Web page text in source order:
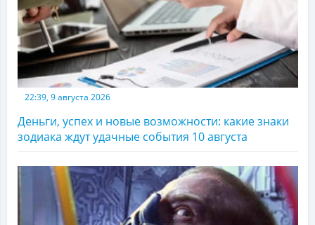
22:39, 9 августа 2026
Деньги, успех и новые возможности: какие знаки
зодиака ждут удачные события 10 августа